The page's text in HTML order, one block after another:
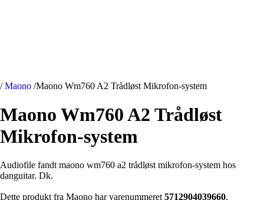
/ Maono /Maono Wm760 A2 Trådløst Mikrofon-system
Maono Wm760 A2 Trådløst
Mikrofon-system
Audiofile fandt maono wm760 a2 trådløst mikrofon-system hos
danguitar. Dk.
Dette produkt fra Maono har varenummeret 5712904039660.